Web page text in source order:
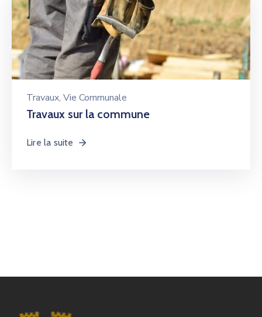
Travaux‚ Vie Communale
Travaux sur la commune
Lire la suite